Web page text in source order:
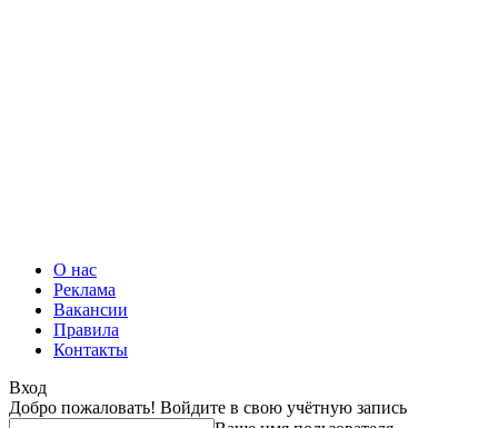
О нас
Реклама
Вакансии
Правила
Контакты
Вход
Добро пожаловать! Войдите в свою учётную запись